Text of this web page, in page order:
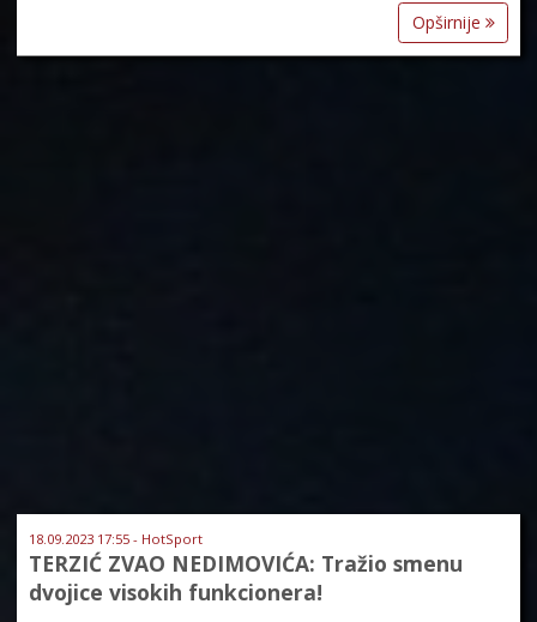
Opširnije
18.09.2023 17:55 - HotSport
TERZIĆ ZVAO NEDIMOVIĆA: Tražio smenu
dvojice visokih funkcionera!